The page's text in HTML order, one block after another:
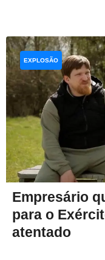
Empresário
para o
atentado
EXPLOSÃO